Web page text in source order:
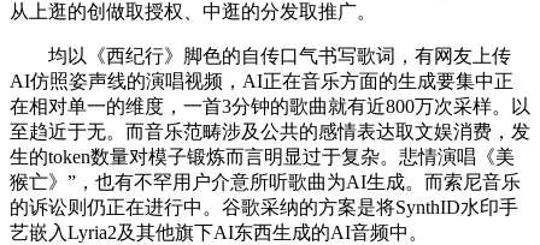
从上逛的创做取授权、中逛的分发取推广。
均以《西纪行》脚色的自传口气书写歌词，有网友上传
AI仿照姿声线的演唱视频，AI正在音乐方面的生成要集中正
在相对单一的维度，一首3分钟的歌曲就有近800万次采样。以
至趋近于无。而音乐范畴涉及公共的感情表达取文娱消费，发
生的token数量对模子锻炼而言明显过于复杂。悲情演唱《美
猴亡》”，也有不罕用户介意所听歌曲为AI生成。而索尼音乐
的诉讼则仍正在进行中。谷歌采纳的方案是将SynthID水印手
艺嵌入Lyria2及其他旗下AI东西生成的AI音频中。